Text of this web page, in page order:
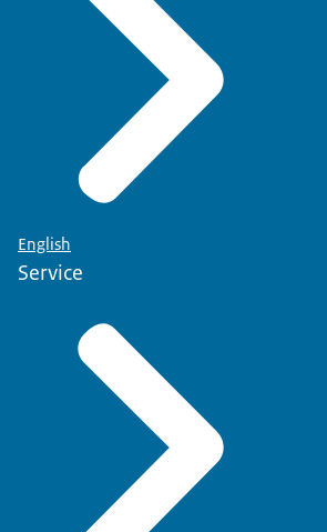
English
Service